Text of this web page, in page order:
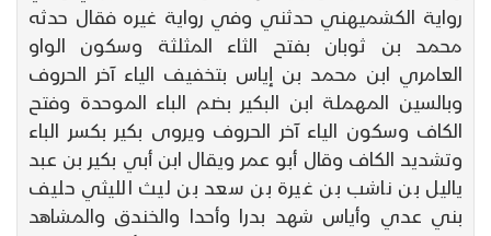
رواية الكشميهني حدثني وفي رواية غيره فقال حدثه
محمد بن ثوبان بفتح الثاء المثلثة وسكون الواو
العامري ابن محمد بن إياس بتخفيف الياء آخر الحروف
وبالسين المهملة ابن البكير بضم الباء الموحدة وفتح
الكاف وسكون الياء آخر الحروف ويروى بكير بكسر الباء
وتشديد الكاف وقال أبو عمر ويقال ابن أبي بكير بن عبد
ياليل بن ناشب بن غيرة بن سعد بن ليث الليثي حليف
بني عدي وأياس شهد بدرا وأحدا والخندق والمشاهد